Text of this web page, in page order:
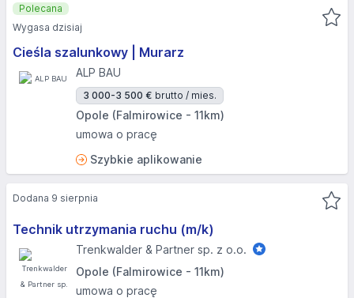
Cieśla szalunkowy | Murarz
ALP BAU
3 000-3 500 € brutto / mies.
Opole (Falmirowice - 11km)
umowa o pracę
Szybkie aplikowanie
Polecana
Wygasa dzisiaj
Technik utrzymania ruchu (m/k)
Trenkwalder & Partner sp. z o.o.
Opole (Falmirowice - 11km)
umowa o pracę
Dodana 9 sierpnia